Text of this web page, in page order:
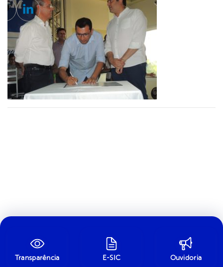
Twitter
Linkedin
Transparência E-SIC Ouvidoria